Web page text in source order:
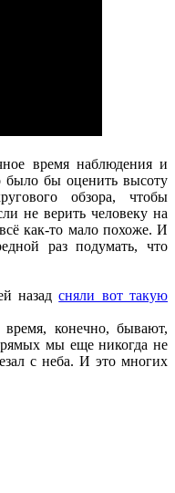
время наблюдения и
было бы оценить высоту
обзора, чтобы
не верить человеку на
как-то мало похоже. И
раз подумать, что
назадсняли вот такую
конечно, бывают,
мы еще никогда не
с неба. И это многих